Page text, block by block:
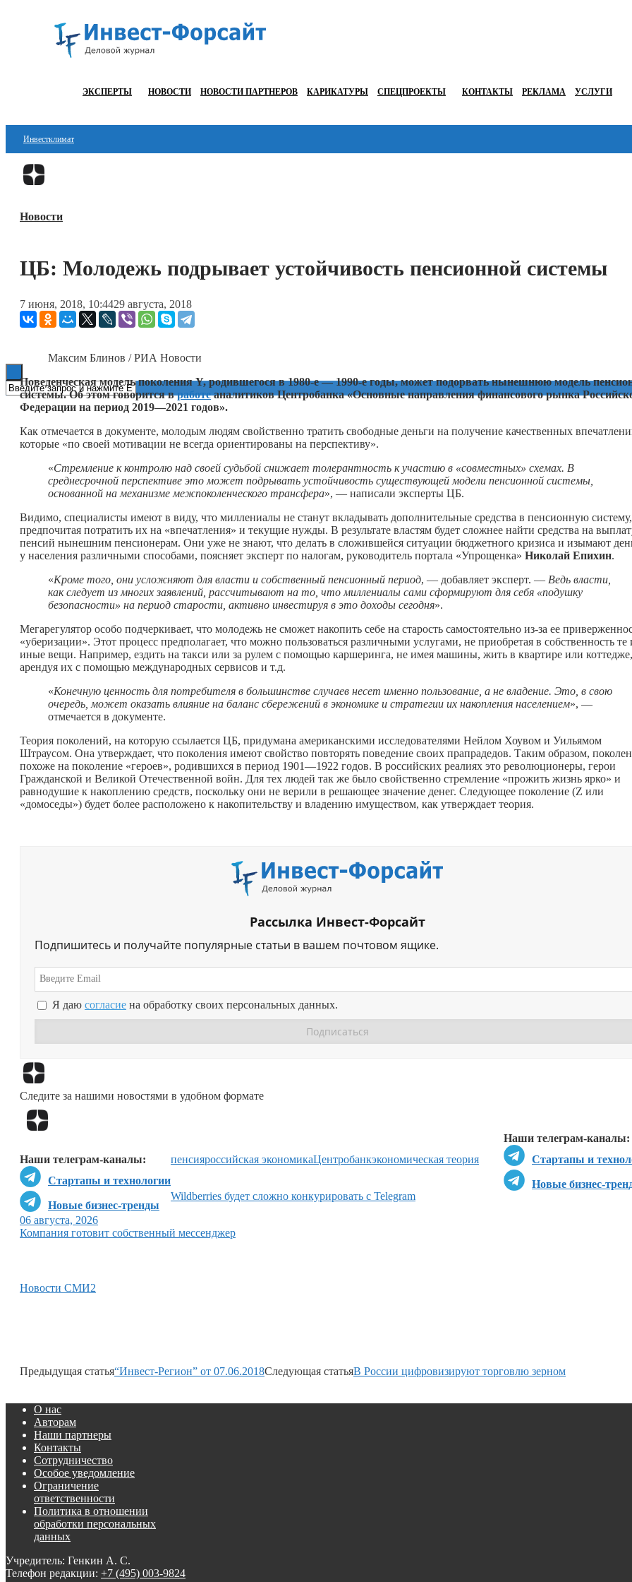
ЭКСПЕРТЫ НОВОСТИ НОВОСТИ ПАРТНЕРОВ КАРИКАТУРЫ СПЕЦПРОЕКТЫ КОНТАКТЫ РЕКЛАМА УСЛУГИ
Инвестклимат
Финансы
Блокчейн
Технологии
ESG
Новости
ЦБ: Молодежь подрывает устойчивость пенсионной системы
7 июня, 2018, 10:4429 августа, 2018
Максим Блинов / РИА Новости
Поведенческая модель поколения Y, родившегося в 1980-е — 1990-е годы, может подорвать нынешнюю модель
системы. Об этом говорится вработеаналитиков Центробанка «Основные направления финансового рынка
Федерации на период 2019—2021 годов».
Как отмечается в документе, молодым людям свойственно тратить свободные деньги на получение качественных
которые «по своей мотивации не всегда ориентированы на перспективу».
«Стремление к контролю над своей судьбой снижает толерантность к участию в «совместных» схемах. В
среднесрочной перспективе это может подрывать устойчивость существующей модели пенсионной системы,
основанной на механизме межпоколенческого трансфера», — написали эксперты ЦБ.
Видимо, специалисты имеют в виду, что миллениалы не станут вкладывать дополнительные средства в пенсионную систему,
предпочитая потратить их на «впечатления» и текущие нужды. В результате властям будет сложнее найти средства на
пенсий нынешним пенсионерам. Они уже не знают, что делать в сложившейся ситуации бюджетного кризиса и изымают
у населения различными способами, поясняет эксперт по налогам, руководитель портала «Упрощенка» Николай Епихин.
«Кроме того, они усложняют для власти и собственный пенсионный период, — добавляет эксперт. — Ведь власти,
как следует из многих заявлений, рассчитывают на то, что миллениалы сами сформируют для себя «подушку
безопасности» на период старости, активно инвестируя в это доходы сегодня».
Мегарегулятор особо подчеркивает, что молодежь не сможет накопить себе на старость самостоятельно из-за ее
«уберизации». Этот процесс предполагает, что можно пользоваться различными услугами, не приобретая в собственность те
иные вещи. Например, ездить на такси или за рулем с помощью каршеринга, не имея машины, жить в квартире или коттедже,
арендуя их с помощью международных сервисов и т.д.
«Конечную ценность для потребителя в большинстве случаев несет именно пользование, а не владение. Это, в свою
очередь, может оказать влияние на баланс сбережений в экономике и стратегии их накопления населением», —
отмечается в документе.
Теория поколений, на которую ссылается ЦБ, придумана американскими исследователями Нейлом Хоувом и Уильямом
Штраусом. Она утверждает, что поколения имеют свойство повторять поведение своих прапрадедов. Таким образом,
похоже на поколение «героев», родившихся в период 1901—1922 годов. В российских реалиях это революционеры, герои
Гражданской и Великой Отечественной войн. Для тех людей так же было свойственно стремление «прожить жизнь ярко» и
равнодушие к накоплению средств, поскольку они не верили в решающее значение денег. Следующее поколение (Z или
«домоседы») будет более расположено к накопительству и владению имуществом, как утверждает теория.
Рассылка Инвест-Форсайт
Подпишитесь и получайте популярные статьи в вашем почтовом ящике.
Я даю согласие на обработку своих персональных данных.
Следите за нашими новостями в удобном формате
Наши телеграм-каналы:
Стартапы и
Новые бизнес-
Наши телеграм-каналы:
Стартапы и технологии
Новые бизнес-тренды
пенсияроссийская экономикаЦентробанкэкономическая теория
Wildberries будет сложно конкурировать с Telegram
06 августа, 2026
Компания готовит собственный мессенджер
Новости СМИ2
Предыдущая статья“Инвест-Регион” от 07.06.2018Следующая статьяВ России цифровизируют торговлю зерном
О нас
Авторам
Наши партнеры
Контакты
Сотрудничество
Особое уведомление
Ограничение
ответственности
Политика в отношении
обработки персональных
данных
Учредитель: Генкин А. С.
Телефон редакции: +7 (495) 003-9824